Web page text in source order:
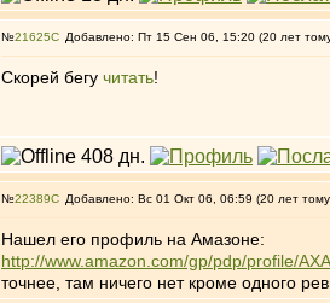
№21625 Добавлено: Пт 15 Сен 06, 15:20 (20 лет
Скорей бегу читать!
№22389 Добавлено: Вс 01 Окт 06, 06:59 (20 лет
Нашел его профиль на Амазоне:
http://www.amazon.com/gp/pdp/profile/
точнее, там ничего нет кроме одного